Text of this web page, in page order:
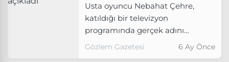
Usta oyuncu Nebahat Çehre,
katıldığı bir televizyon
programında gerçek adını
açıkladı.
Gözlem Gazetesi 6 Ay Önce